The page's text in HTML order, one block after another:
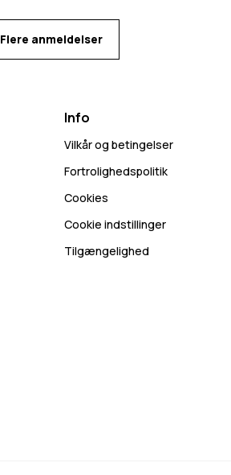
Flere anmeldelser
Info
Vilkår og betingelser
Fortrolighedspolitik
Cookies
Cookie indstillinger
Tilgængelighed